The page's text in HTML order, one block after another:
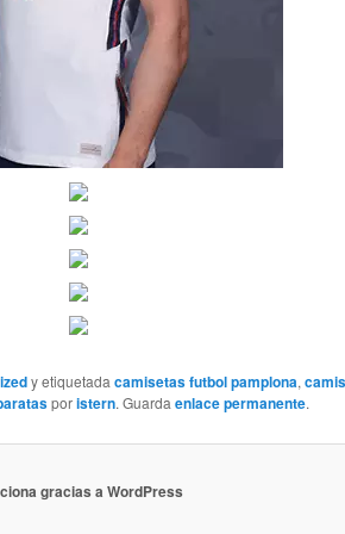
y etiquetadacamisetas futbol pamplona,
poristern. Guardaenlace permanente.
gracias a WordPress